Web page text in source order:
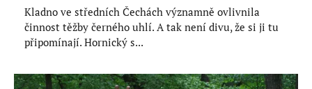
Kladno ve středních Čechách významně ovlivnila
činnost těžby černého uhlí. A tak není divu, že si ji tu
připomínají. Hornický s...